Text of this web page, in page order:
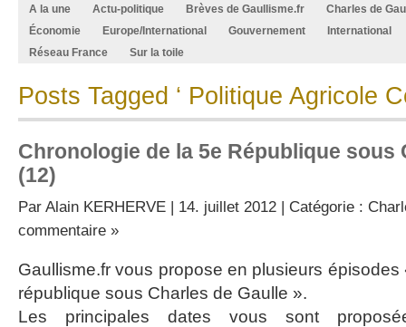
A la une
Actu-politique Brèves de Gaullisme.fr
Charles de
Économie
Europe/International Gouvernement
International
Réseau France
Sur la toile
Posts Tagged ‘ Politique Agricole
Chronologie de la 5e République sous
(12)
Par Alain KERHERVE | 14. juillet 2012 | Catégorie :
commentaire »
Gaullisme.fr vous propose en plusieurs
république sous Charles de Gaulle ».
Les principales dates vous sont